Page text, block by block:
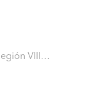
- Concepción)